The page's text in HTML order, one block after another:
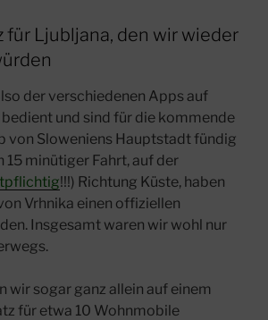
für Ljubljana, den wir wieder
der verschiedenen Apps auf
und sind für die kommende
von Sloweniens Hauptstadt fündig
15 minütiger Fahrt, auf der
!!!) Richtung Küste, haben
Vrhnika einen offiziellen
Insgesamt waren wir wohl nur
wir sogar ganz allein auf einem
für etwa 10 Wohnmobile